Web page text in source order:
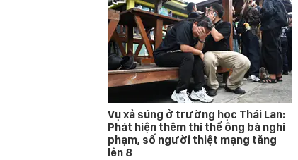
Vụ xả súng ở trường học Thái Lan:
Phát hiện thêm thi thể ông bà nghi
phạm, số người thiệt mạng tăng
lên 8